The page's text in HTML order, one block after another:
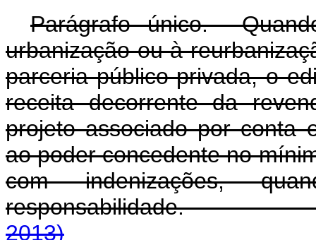
Parágrafo único.
urbanização ou à
parceria público-privada, o
receita decorrente da
projeto associado por conta
ao poder concedente no
com indenizações,
2013)